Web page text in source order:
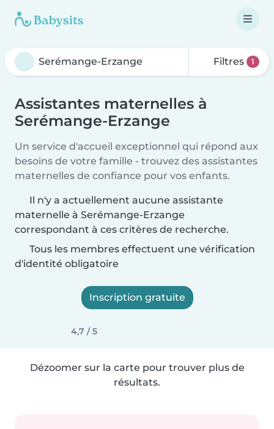
Filtres 1
Assistantes maternelles à
Serémange-Erzange
Un service d'accueil exceptionnel qui répond aux
besoins de votre famille - trouvez des assistantes
maternelles de confiance pour vos enfants.
Il n'y a actuellement aucune assistante
maternelle à Serémange-Erzange
correspondant à ces critères de recherche.
Tous les membres effectuent une vérification
d'identité obligatoire
Inscription gratuite
4,7 / 5
Dézoomer sur la carte pour trouver plus de
résultats.